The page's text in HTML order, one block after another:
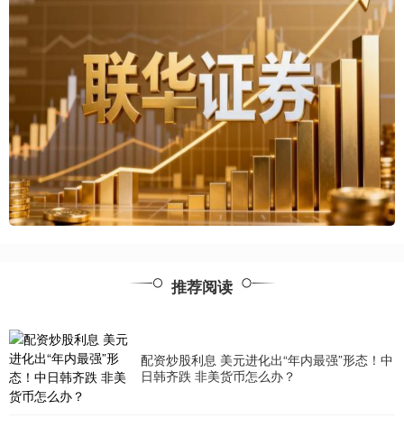
推荐阅读
配资炒股利息 美元进化出“年内最强”形态！中
日韩齐跌 非美货币怎么办？